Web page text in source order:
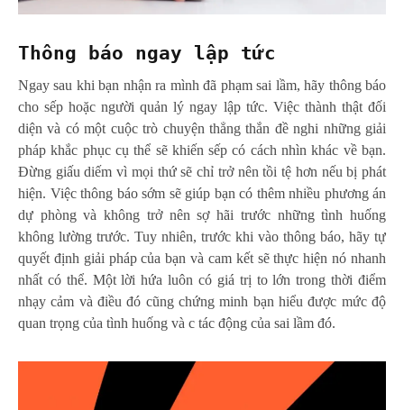
Thông báo ngay lập tức
Ngay sau khi bạn nhận ra mình đã phạm sai lầm, hãy thông báo
cho sếp hoặc người quản lý ngay lập tức. Việc thành thật đối
diện và có một cuộc trò chuyện thẳng thắn đề nghi những giải
pháp khắc phục cụ thể sẽ khiến sếp có cách nhìn khác về bạn.
Đừng giấu diếm vì mọi thứ sẽ chỉ trở nên tồi tệ hơn nếu bị phát
hiện. Việc thông báo sớm sẽ giúp bạn có thêm nhiều phương án
dự phòng và không trở nên sợ hãi trước những tình huống
không lường trước. Tuy nhiên, trước khi vào thông báo, hãy tự
quyết định giải pháp của bạn và cam kết sẽ thực hiện nó nhanh
nhất có thể. Một lời hứa luôn có giá trị to lớn trong thời điểm
nhạy cảm và điều đó cũng chứng minh bạn hiểu được mức độ
quan trọng của tình huống và c tác động của sai lầm đó.